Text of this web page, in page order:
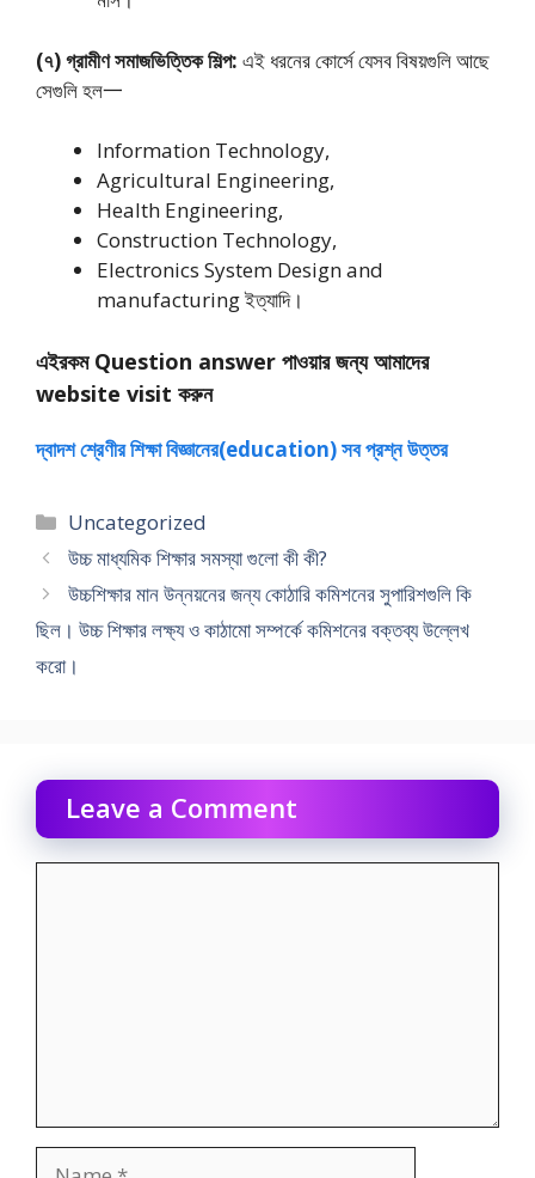
(৭) গ্রামীণ সমাজভিত্তিক শিল্প: এই ধরনের কোর্সে যেসব বিষয়গুলি আছে
সেগুলি হল一
Information Technology,
Agricultural Engineering,
Health Engineering,
Construction Technology,
Electronics System Design and
manufacturing ইত্যাদি।
এইরকম Question answer পাওয়ার জন্য আমাদের
website visit করুন
দ্বাদশ শ্রেণীর শিক্ষা বিজ্ঞানের(education) সব প্রশ্ন উত্তর
Categories
Uncategorized
উচ্চ মাধ্যমিক শিক্ষার সমস্যা গুলো কী কী?
উচ্চশিক্ষার মান উন্নয়নের জন্য কোঠারি কমিশনের সুপারিশগুলি কি
ছিল। উচ্চ শিক্ষার লক্ষ্য ও কাঠামাে সম্পর্কে কমিশনের বক্তব্য উল্লেখ
করাে।
Leave a Comment